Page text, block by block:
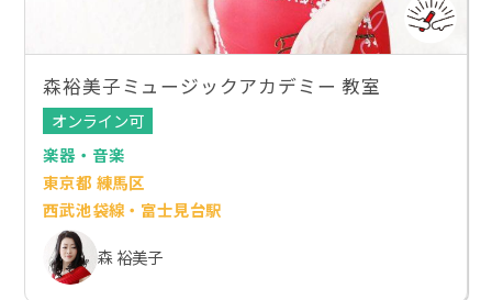
森裕美子ミュージックアカデミー 教室
オンライン可
楽器・音楽
東京都 練馬区
西武池袋線・富士見台駅
森 裕美子